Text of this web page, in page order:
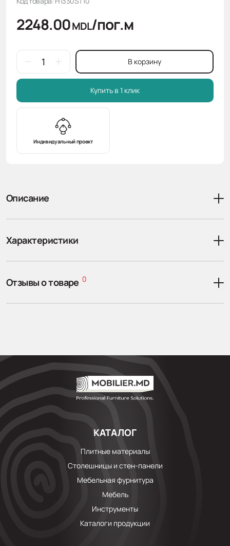
Индивидуальный проект
2248.00MDL/пог.м
В корзину
Купить в 1 клик
Описание
Характеристики
Отзывы о товаре 0
КАТАЛОГ
Плитные материалы
Столешницы и стен-панели
Мебельная фурнитура
Мебель
Инструменты
Каталоги продукции